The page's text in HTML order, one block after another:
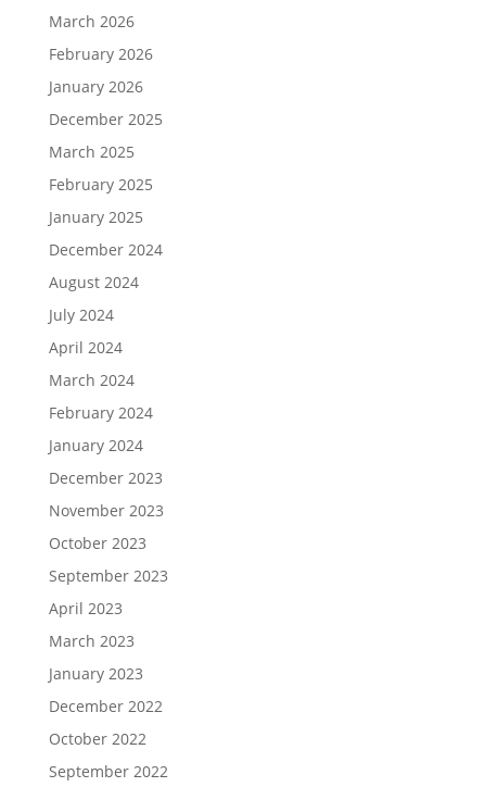
March 2026
February 2026
January 2026
December 2025
March 2025
February 2025
January 2025
December 2024
August 2024
July 2024
April 2024
March 2024
February 2024
January 2024
December 2023
November 2023
October 2023
September 2023
April 2023
March 2023
January 2023
December 2022
October 2022
September 2022